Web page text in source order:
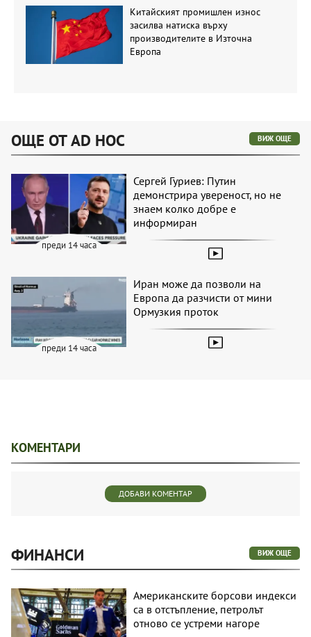
Китайският промишлен износ
засилва натиска върху
производителите в Източна
Европа
ОЩЕ ОТ AD HOC ВИЖ ОЩЕ
преди 14 часа
Сергей Гуриев: Путин
демонстрира увереност, но не
знаем колко добре е
информиран
преди 14 часа
Иран може да позволи на
Европа да разчисти от мини
Ормузкия проток
КОМЕНТАРИ
ДОБАВИ КОМЕНТАР
ФИНАНСИ ВИЖ ОЩЕ
Американските борсови индекси
са в отстъпление, петролът
отново се устреми нагоре